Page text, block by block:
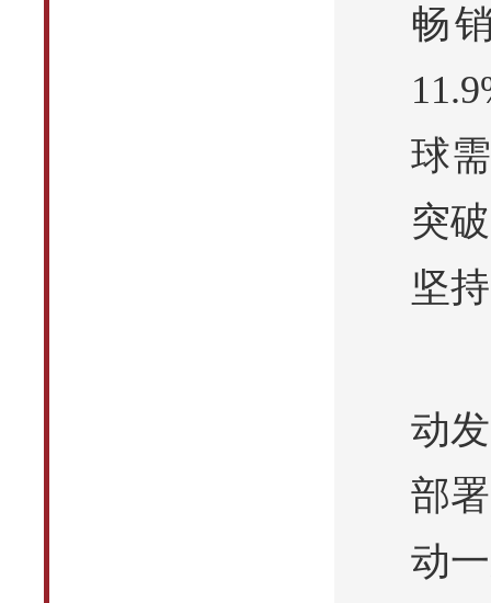
畅
球
突
坚
动
部
动